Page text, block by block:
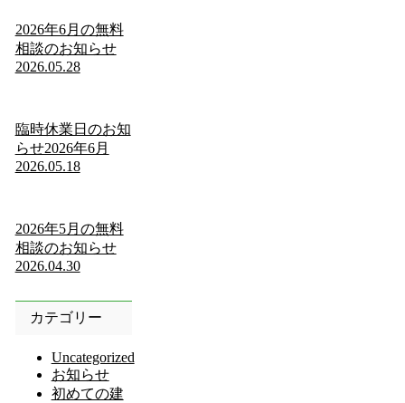
2026年6月の無料
相談のお知らせ
2026.05.28
臨時休業日のお知
らせ2026年6月
2026.05.18
2026年5月の無料
相談のお知らせ
2026.04.30
カテゴリー
Uncategorized
お知らせ
初めての建